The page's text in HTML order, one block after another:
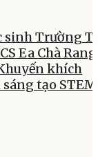
sinh Trường
Ea Chà Rang
khích
tạo STEM